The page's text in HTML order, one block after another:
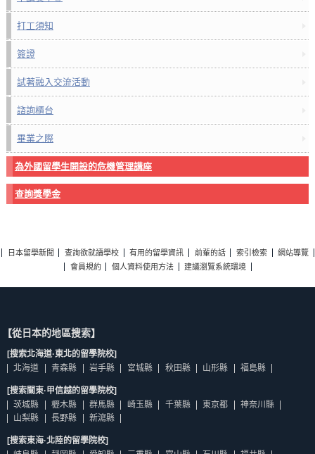
打工須知
簽證
試著融入交流活動
諮詢櫃台
畢業之際
為外國留學生開設的危機管理講座
查詢獎學金
日本留學新聞 查詢欲就讀學校 有用的留學資訊 前輩的話 索引檢索
網站導覽
會員規約
個人資料使用方法 建議瀏覽系統環境
【從日本的地區搜索】
[搜索北海道·東北的留學院校]
北海道
青森縣 岩手縣 宮城縣 秋田縣 山形縣 福島縣
[搜索關東·甲信越的留學院校]
茨城縣
櫪木縣 群馬縣 崎玉縣 千葉縣 東京都
神奈川縣
山梨縣
長野縣 新瀉縣
[搜索東海·北陸的留學院校]